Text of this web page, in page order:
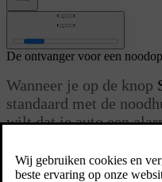
Bijgewerkt 15-02-2025
De ontvanger voor een
Wanneer je op de knop
standaard met de
wilt dat je auto een